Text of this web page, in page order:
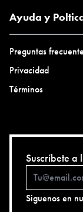
Ayuda y
Preguntas
Privacidad
Términos
Suscríbete a
Siguenos en